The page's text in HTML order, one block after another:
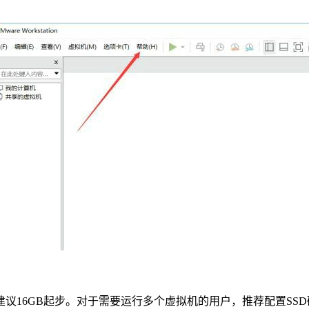
16GB起步。对于需要运行多个虚拟机的用户，推荐配置